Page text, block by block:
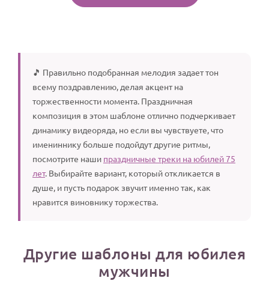
🎵 Правильно подобранная мелодия задает тон
всему поздравлению, делая акцент на
торжественности момента. Праздничная
композиция в этом шаблоне отлично подчеркивает
динамику видеоряда, но если вы чувствуете, что
имениннику больше подойдут другие ритмы,
посмотрите наши праздничные треки на юбилей 75
лет. Выбирайте вариант, который откликается в
душе, и пусть подарок звучит именно так, как
нравится виновнику торжества.
Другие шаблоны для юбилея
мужчины